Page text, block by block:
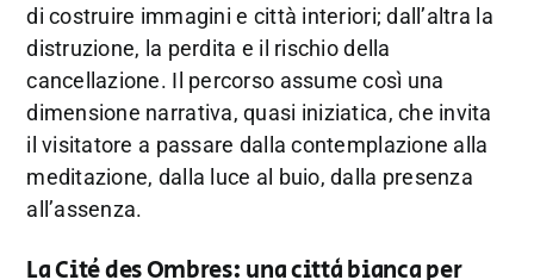
di costruire immagini e città interiori; dall’altra la
distruzione, la perdita e il rischio della
cancellazione. Il percorso assume così una
dimensione narrativa, quasi iniziatica, che invita
il visitatore a passare dalla contemplazione alla
meditazione, dalla luce al buio, dalla presenza
all’assenza.
La Cité des Ombres: una città bianca per